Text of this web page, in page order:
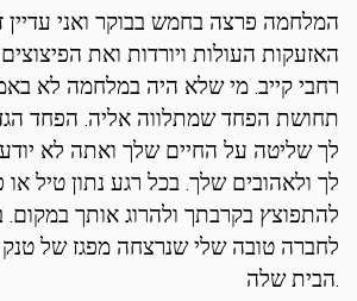
האזעקות העולות ויורדות ואת
רחבי קייב. מי שלא היה במלחמה לא
תחושת הפחד שמתלווה אליה. הפחד
לך שליטה על החיים שלך ואתה לא
לך ולאהובים שלך. בכל רגע נתון טיל או
להתפוצץ בקרבתך ולהרוג אותך
לחברה טובה שלי שנרצחה מפגז של
הבית שלה.